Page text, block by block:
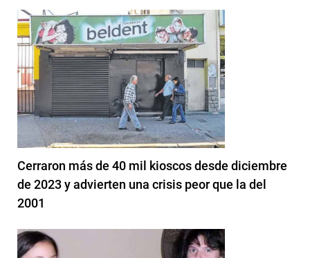
Cerraron más de 40 mil kioscos desde diciembre
de 2023 y advierten una crisis peor que la del
2001